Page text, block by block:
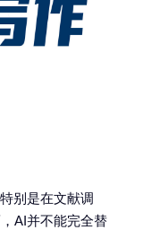
别是在文献调
AI并不能完全替